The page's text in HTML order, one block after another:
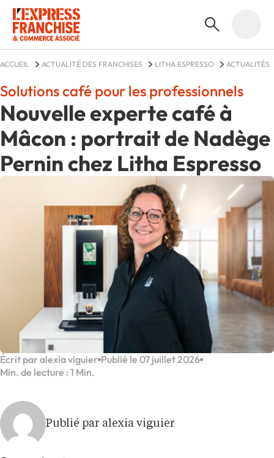
ACCUEIL ACTUALITÉ DES FRANCHISES LITHA ESPRESSO ACTUALITÉS
Nouvelle experte café à
Mâcon : portrait de Nadège
Pernin chez Litha Espresso
Solutions café pour les professionnels
Écrit par alexia viguier Publié le 07 juillet 2026
Min. de lecture : 1 Min.
Publié par alexia viguier